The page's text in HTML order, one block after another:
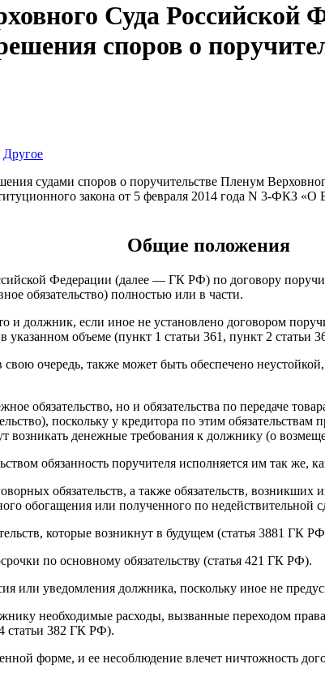
Суда Российской
споров о
Другое
судами споров о поручительстве Пленум
закона от 5 февраля 2014 года N 3-ФКЗ
Общие положения
Федерации (далее — ГК РФ) по договору
обязательство) полностью или в части.
и должник, если иное не установлено договором
указанном объеме (пункт 1 статьи 361, пункт 2 статьи
очередь, также может быть обеспечено
обязательство, но и обязательства по передаче
поскольку у кредитора по этим
денежные требования к должнику (о
обязанность поручителя исполняется им так
обязательств, а также обязательств,
обогащения или полученного по недействительной
которые возникнут в будущем (статья 3881 ГК
по основному обязательству (статья 421 ГК РФ).
или уведомления должника, поскольку иное не
необходимые расходы, вызванные переходом
статьи 382 ГК РФ).
форме, и ее несоблюдение влечет ничтожность